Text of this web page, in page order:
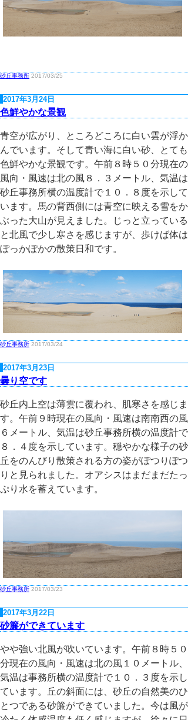
砂丘事務所 2017/03/25
2017年3月24日
色鮮やかな景観
青空が広がり、ところどころに白い雲が浮か
んでいます。そして青い海に白い砂、とても
色鮮やかな景観です。午前８時５０分現在の
風向・風速は北の風８．３メートル、気温は
砂丘事務所横の温度計で１０．８度を示して
います。馬の背西側には青空に映える雪をか
ぶった大山が見えました。じっと立っている
と北風で少し寒さを感じますが、歩けば体は
ぽっかぽかの散策日和です。
砂丘事務所 2017/03/24
2017年3月23日
曇り空です
砂丘内上空は薄雲に覆われ、肌寒さを感じま
す。午前９時現在の風向・風速は南南西の風
６メートル、気温は砂丘事務所横の温度計で
８．４度を示しています。穏やかな様子の砂
丘をのんびり散策される方の姿がぽつりぽつ
りと見られました。オアシスはまだまだたっ
ぷり水を蓄えています。
砂丘事務所 2017/03/23
2017年3月22日
砂簾ができています
やや強い北風が吹いています。午前８時５０
分現在の風向・風速は北の風１０メートル、
気温は事務所横の温度計で１０．３度を示し
ています。丘の斜面には、砂丘の自然美のひ
とつである砂簾ができていました。今は風が